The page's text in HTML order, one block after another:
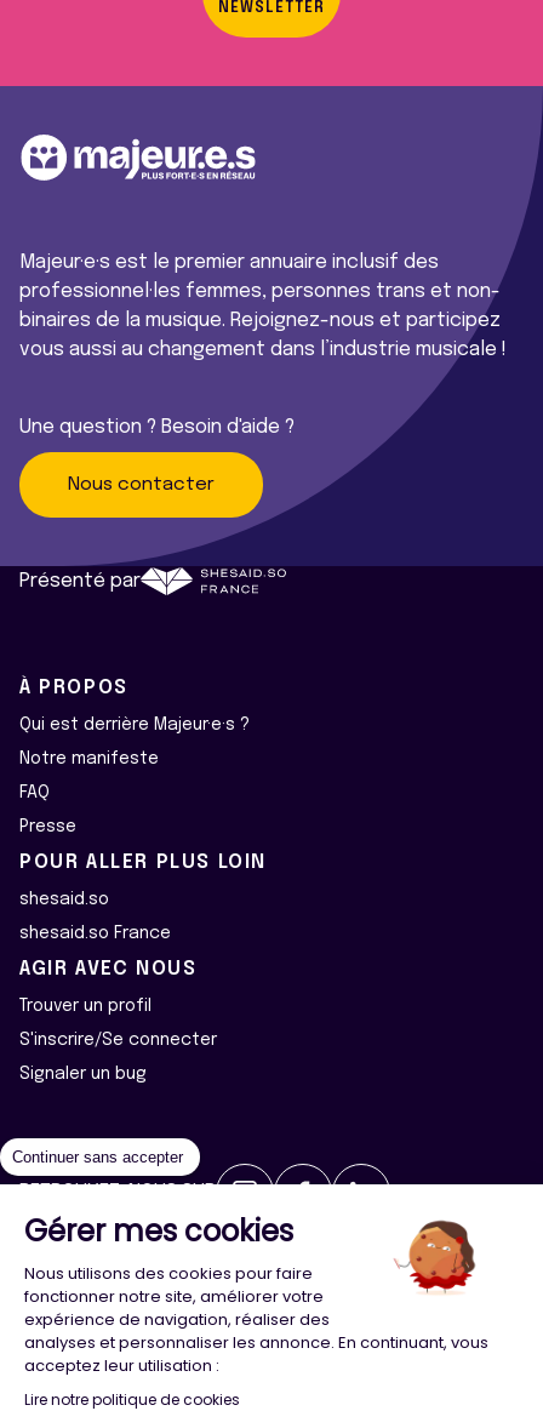
NEWSLETTER
Majeur·e·s est le premier annuaire inclusif des
professionnel·les femmes, personnes trans et non-
binaires de la musique. Rejoignez-nous et participez
vous aussi au changement dans l’industrie musicale !
Une question ? Besoin d'aide ?
Nous contacter
Présenté par
À PROPOS
Qui est derrière Majeur·e·s ?
Notre manifeste
FAQ
Presse
POUR ALLER PLUS LOIN
shesaid.so
shesaid.so France
AGIR AVEC NOUS
Trouver un profil
S'inscrire/Se connecter
Signaler un bug
2026 ©Majeur·e·s - Tous droits réservés
Politique de confidentialité
Cookies
Conception Agence Adeliom
Continuer sans accepter
Gérer mes cookies
Nous utilisons des cookies pour faire
fonctionner notre site, améliorer votre
expérience de navigation, réaliser des
analyses et personnaliser les annonce. En continuant, vous
acceptez leur utilisation :
Lire notre politique de cookies